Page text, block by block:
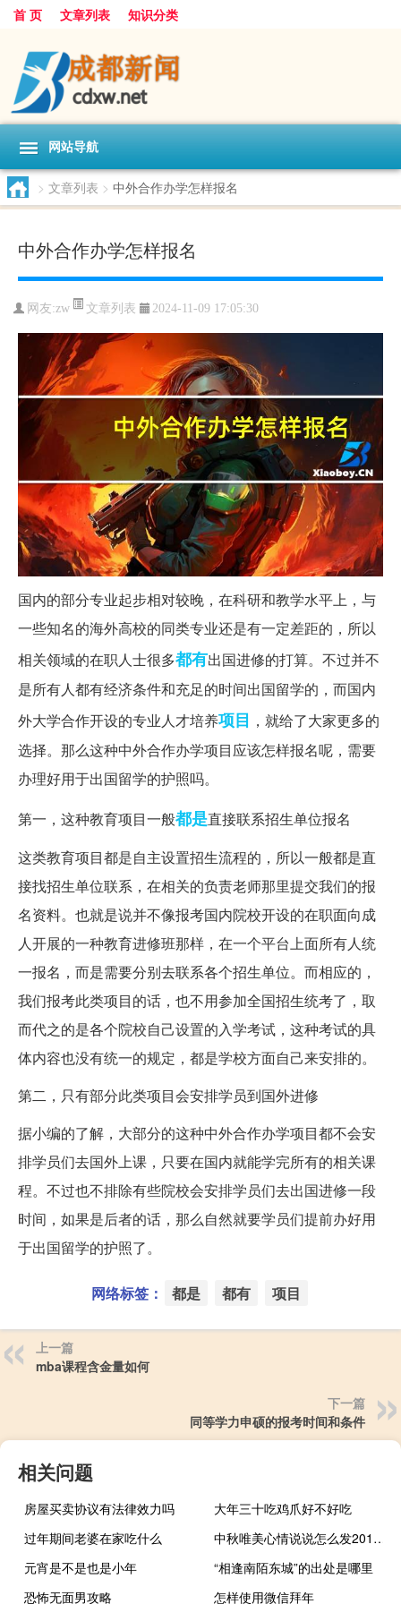
首 页 文章列表 知识分类
网站导航
> 文章列表 > 中外合作办学怎样报名
中外合作办学怎样报名
网友:zw 文章列表 2024-11-09 17:05:30
国内的部分专业起步相对较晚，在科研和教学水平上，与
一些知名的海外高校的同类专业还是有一定差距的，所以
相关领域的在职人士很多都有出国进修的打算。不过并不
是所有人都有经济条件和充足的时间出国留学的，而国内
外大学合作开设的专业人才培养项目 ，就给了大家更多的
选择。那么这种中外合作办学项目应该怎样报名呢，需要
办理好用于出国留学的护照吗。
第一，这种教育项目一般都是直接联系招生单位报名
这类教育项目都是自主设置招生流程的，所以一般都是直
接找招生单位联系，在相关的负责老师那里提交我们的报
名资料。也就是说并不像报考国内院校开设的在职面向成
人开展的一种教育进修班那样，在一个平台上面所有人统
一报名，而是需要分别去联系各个招生单位。而相应的，
我们报考此类项目的话，也不用参加全国招生统考了，取
而代之的是各个院校自己设置的入学考试，这种考试的具
体内容也没有统一的规定，都是学校方面自己来安排的。
第二，只有部分此类项目会安排学员到国外进修
据小编的了解，大部分的这种中外合作办学项目都不会安
排学员们去国外上课，只要在国内就能学完所有的相关课
程。不过也不排除有些院校会安排学员们去出国进修一段
时间，如果是后者的话，那么自然就要学员们提前办好用
于出国留学的护照了。
网络标签： 都是 都有 项目
上一篇
mba课程含金量如何
下一篇
同等学力申硕的报考时间和条件
相关问题
房屋买卖协议有法律效力吗
大年三十吃鸡爪好不好吃
过年期间老婆在家吃什么
中秋唯美心情说说怎么发2018中秋节朋友圈祝福语简短
元宵是不是也是小年
“相逢南陌东城”的出处是哪里
恐怖无面男攻略
怎样使用微信拜年